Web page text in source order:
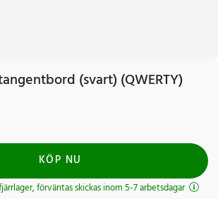
(svart) (QWERTY)
KÖP NU
förväntas skickas inom 5-7 arbetsdagar